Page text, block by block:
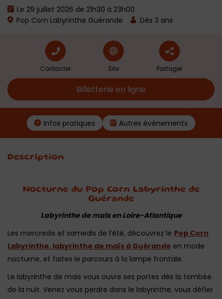
Le 29 juillet 2026 de 21h30 à 23h00
Pop Corn Labyrinthe Guérande
Dès 3 ans
Contacter Site Partager
Billetterie en ligne
Infos pratiques Autres événements
Description
Nocturne du Pop Corn Labyrinthe de
Guérande
Labyrinthe de maïs en Loire-Atlantique
Les mercredis et samedis de l’été, découvrez le Pop Corn
Labyrinthe, labyrinthe de maïs à Guérande en mode
nocturne, et faites le parcours à la lampe frontale.
Le labyrinthe de maïs vous ouvre ses portes dès la tombée
de la nuit. Venez vous perdre dans le labyrinthe, vous défier